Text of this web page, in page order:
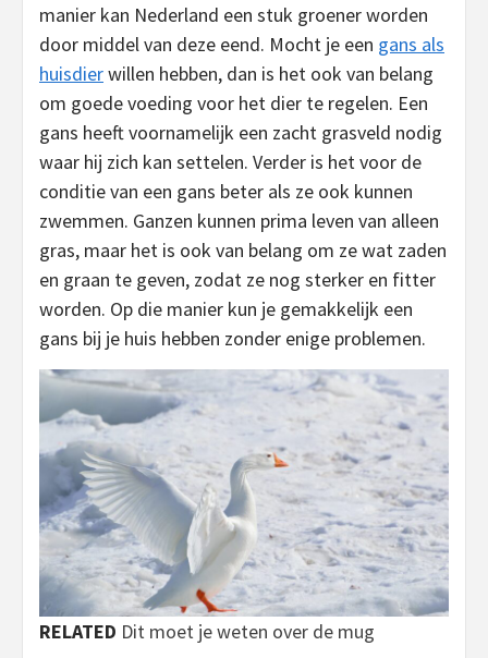
manier kan Nederland een stuk groener worden
door middel van deze eend. Mocht je een gans als
huisdierwillen hebben, dan is het ook van belang
om goede voeding voor het dier te regelen. Een
gans heeft voornamelijk een zacht grasveld nodig
waar hij zich kan settelen. Verder is het voor de
conditie van een gans beter als ze ook kunnen
zwemmen. Ganzen kunnen prima leven van alleen
gras, maar het is ook van belang om ze wat zaden
en graan te geven, zodat ze nog sterker en fitter
worden. Op die manier kun je gemakkelijk een
gans bij je huis hebben zonder enige problemen.
RELATED Dit moet je weten over de mug